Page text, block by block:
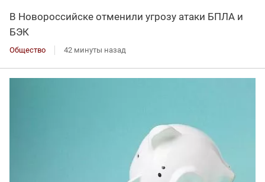
В Новороссийске отменили угрозу атаки БПЛА и
БЭК
Общество 42 минуты назад